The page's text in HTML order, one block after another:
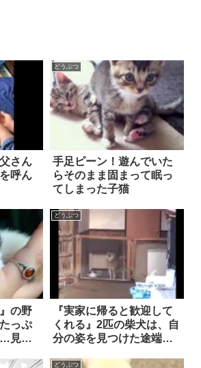
さん
呼ん
どうぶつ
手足ピーン！遊んでいた
らそのまま固まって眠っ
てしまった子猫
の野
っぷ
…見違
どうぶつ
『実家に帰ると歓迎して
くれる』2匹の柴犬は、自
分の姿を見つけた途端
どうぶつ